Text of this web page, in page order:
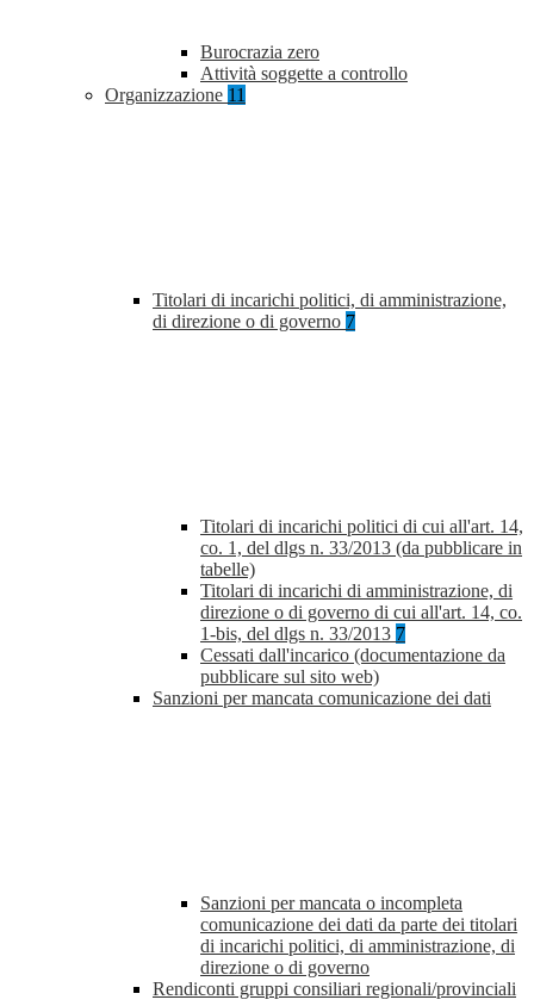
Burocrazia zero
Attività soggette a controllo
Organizzazione 11
Titolari di incarichi politici, di amministrazione,
di direzione o di governo 7
Titolari di incarichi politici di cui all'art. 14,
co. 1, del dlgs n. 33/2013 (da pubblicare in
tabelle)
Titolari di incarichi di amministrazione, di
direzione o di governo di cui all'art. 14, co.
1-bis, del dlgs n. 33/2013 7
Cessati dall'incarico (documentazione da
pubblicare sul sito web)
Sanzioni per mancata comunicazione dei dati
Sanzioni per mancata o incompleta
comunicazione dei dati da parte dei titolari
di incarichi politici, di amministrazione, di
direzione o di governo
Rendiconti gruppi consiliari regionali/provinciali